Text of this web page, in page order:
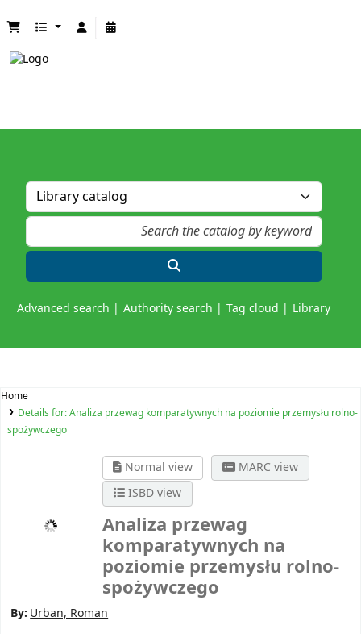
Advanced search Authority search Tag cloud Library
Home
Details for:Analiza przewag komparatywnych na poziomie przemysłu rolno-
spożywczego
Normal view
MARC view
ISBD view
Analiza przewag
komparatywnych na
poziomie przemysłu rolno-
spożywczego
By: Urban, Roman